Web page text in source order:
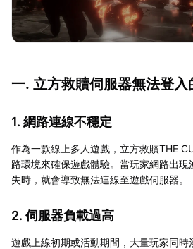
一. 立方救贖伺服器無法登入
1. 網路連線不穩定
作為一款線上多人遊戲，立方救贖THE
路環境來確保遊戲體驗。當玩家網路出現
失時，就會導致無法連線至遊戲伺服器。
2. 伺服器負載過高
遊戲上線初期或活動期間，大量玩家同